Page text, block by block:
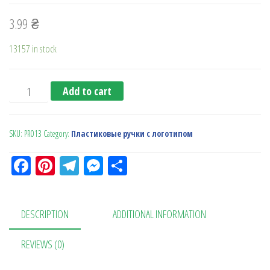
3.99 ₴
13157 in stock
Ручка шариковая PR013 бел.желт.бел.0101.01.01 quantity
Add to cart
SKU: PR013 Category: Пластиковые ручки с логотипом
Fa
bo
ok
Pi
er
es
t
Te
a
M
se
n
ра
в
DESCRIPTION ADDITIONAL INFORMATION
REVIEWS (0)